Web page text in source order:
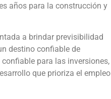
años para la construcción y
a brindar previsibilidad
destino confiable de
para las inversiones,
que prioriza el empleo